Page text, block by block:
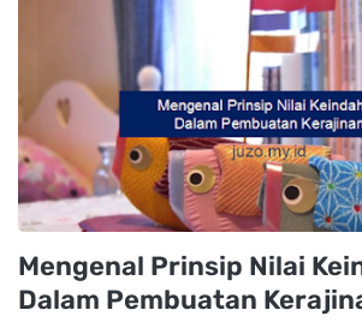
Mengenal Prinsip Nilai
Dalam Pembuatan